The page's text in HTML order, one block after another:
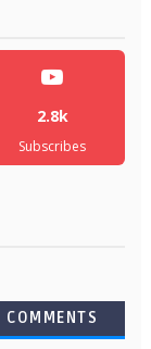
2.8k
Subscribes
COMMENTS